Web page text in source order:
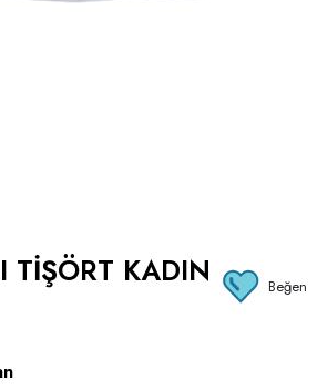
TIŞÖRT KADIN
Beğen